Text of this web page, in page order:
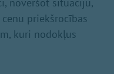
novēršot situāciju,
priekšrocības
kuri nodokļus